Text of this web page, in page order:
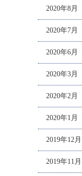
2020年8月
2020年7月
2020年6月
2020年3月
2020年2月
2020年1月
2019年12月
2019年11月